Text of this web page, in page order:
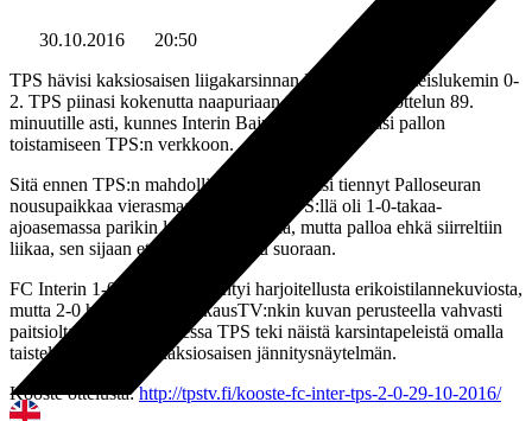
30.10.2016
20:50
TPS hävisi kaksiosaisen liigakarsinnan FC Interille yhteislukemin 0-
2. TPS piinasi kokenutta naapuriaan aina toisen osaottelun 89.
minuutille asti, kunnes Interin Bajram Nebihi ohjasi pallon
toistamiseen TPS:n verkkoon.
Sitä ennen TPS:n mahdollinen tasoitus olisi tiennyt Palloseuran
nousupaikkaa vierasmaalisäännöllä. TPS:llä oli 1-0-takaa-
ajoasemassa parikin loistavaa paikkaa, mutta palloa ehkä siirreltiin
liikaa, sen sijaan että olisi ammuttu suoraan.
FC Interin 1-0-johtomaali syntyi harjoitellusta erikoistilannekuviosta,
mutta 2-0 haiskahtaa VeikkausTV:nkin kuvan perusteella vahvasti
paitsiolta. Joka tapauksessa TPS teki näistä karsintapeleistä omalla
taistelullaan hienon kaksiosaisen jännitysnäytelmän.
Kooste ottelusta:http://tpstv.fi/kooste-fc-inter-tps-2-0-29-10-2016/